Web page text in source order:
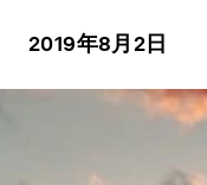
2019年8月2日